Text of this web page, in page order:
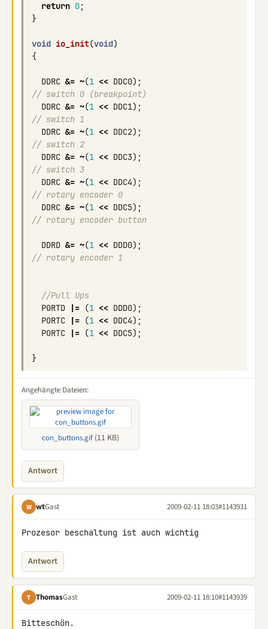
return 0;
}
void io_init(void)
{
DDRC &= ~(1 << DDC0);
// switch 0 (breakpoint)
DDRC &= ~(1 << DDC1);
// switch 1
DDRC &= ~(1 << DDC2);
// switch 2
DDRC &= ~(1 << DDC3);
// switch 3
DDRC &= ~(1 << DDC4);
// rotary encoder 0
DDRC &= ~(1 << DDC5);
// rotary encoder button
DDRD &= ~(1 << DDD0);
// rotary encoder 1
//Pull Ups
PORTD
|= (1 << DDD0);
PORTC
|= (1 << DDC4);
PORTC
|= (1 << DDC5);
}
Angehängte Dateien:
con_buttons.gif (11 KB)
Antwort
W wtGast 2009-02-11 18:03#1143931
Prozesor beschaltung ist auch wichtig
Antwort
T ThomasGast 2009-02-11 18:10#1143939
Bitteschön.